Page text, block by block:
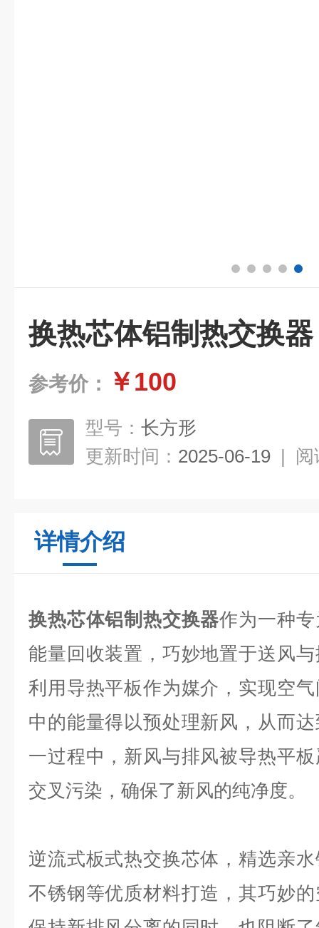
换热芯体铝制热交换器
参考价： ￥100
型号： 长方形
更新时间： 2025-06-19 | 阅
详情介绍
换热芯体铝制热交换器作为一种
能量回收装置，巧妙地置于送风
利用导热平板作为媒介，实现空
中的能量得以预处理新风，从而
一过程中，新风与排风被导热平
交叉污染，确保了新风的纯净度。
逆流式板式热交换芯体，精选亲
不锈钢等优质材料打造，其巧妙